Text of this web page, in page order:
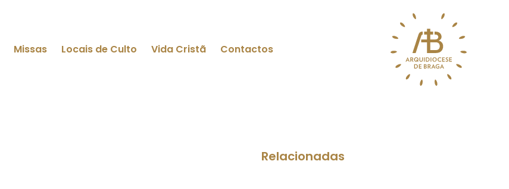
Missas Locais de Culto Vida Cristã Contactos
Relacionadas